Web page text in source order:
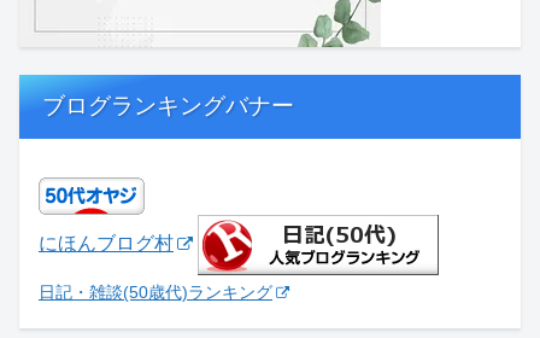
ブログランキングバナー
にほんブログ村
日記・雑談(50歳代)ランキング